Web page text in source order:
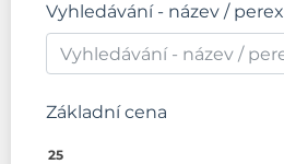
Vyhledávání - název / perex
Základní cena
25